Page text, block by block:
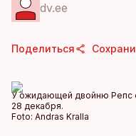
dv.ee
Поделиться
У ожидающей двойню Репс
28 декабря.
Foto: Andras Kralla